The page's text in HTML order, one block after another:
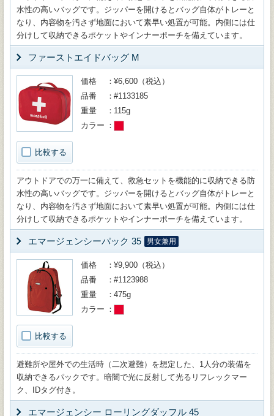
水性の高いバッグです。ジッパーを開けるとバッグ自体がトレーと
なり、内容物を汚さず地面において素早い処置が可能。内側には仕
分けして収納できるポケットやインナーポーチを備えています。
ファーストエイドバッグ M
比較する
価格
¥6,600（税込）
品番
#1133185
重量
115g
カラー
アウトドアでの万一に備えて、救急セットを機能的に収納できる防
水性の高いバッグです。ジッパーを開けるとバッグ自体がトレーと
なり、内容物を汚さず地面において素早い処置が可能。内側には仕
分けして収納できるポケットやインナーポーチを備えています。
エマージェンシーパック 35 男女兼用
比較する
価格
¥9,900（税込）
品番
#1123988
重量
475g
カラー
避難所や屋外での生活時（二次避難）を想定した、1人分の装備を
収納できるパックです。暗闇で光に反射して光るリフレックマー
ク、IDタグ付き。
エマージェンシー ローリングダッフル 45